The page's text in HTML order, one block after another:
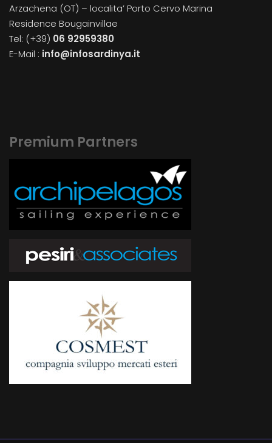
Arzachena (OT) – localita’ Porto Cervo Marina
Residence Bougainvillae
Tel: (+39) 06 92959380
E-Mail : info@infosardinya.it
Premium Partners